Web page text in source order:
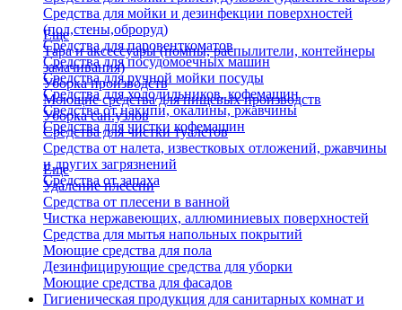
Средства для мойки и дезинфекции поверхностей
(пол,стены,оброруд)
Средства для паровенткоматов
Средства для посудомоечных машин
Средства для ручной мойки посуды
Средства для холодильников, кофемашин
Средства от накипи, окалины, ржавчины
Средства для чистки кофемашин
Еще
Тара и аксессуары (помпы, распылители, контейнеры
замачивания)
Уборка производств
Моющие средства для пищевых производств
Уборка сан.узлов
Средства для чистки туалетов
Средства от налета, известковых отложений, ржавчины
и других загрязнений
Средства от запаха
Еще
Удаление плесени
Средства от плесени в ванной
Чистка нержавеющих, аллюминиевых поверхностей
Средства для мытья напольных покрытий
Моющие средства для пола
Дезинфицирующие средства для уборки
Моющие средства для фасадов
Гигиеническая продукция для санитарных комнат и